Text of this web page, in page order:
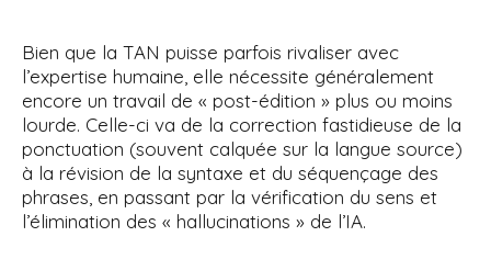
Bien que la TAN puisse parfois rivaliser avec
l’expertise humaine, elle nécessite généralement
encore un travail de « post-édition » plus ou moins
lourde. Celle-ci va de la correction fastidieuse de la
ponctuation (souvent calquée sur la langue source)
à la révision de la syntaxe et du séquençage des
phrases, en passant par la vérification du sens et
l’élimination des « hallucinations » de l’IA.